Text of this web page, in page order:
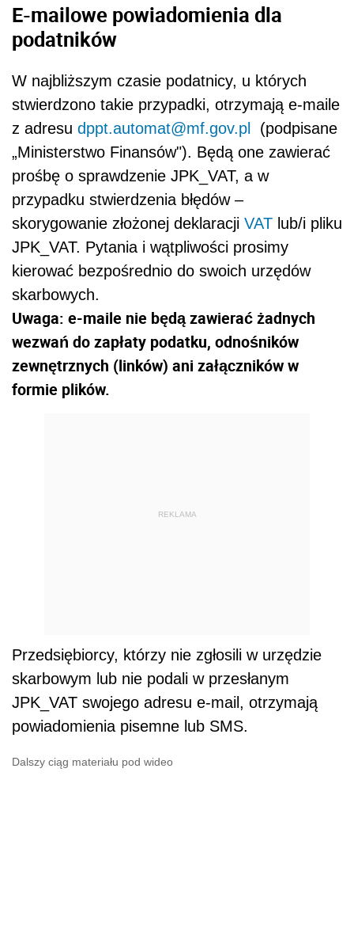
E-mailowe powiadomienia dla
podatników
W najbliższym czasie podatnicy, u których
stwierdzono takie przypadki, otrzymają e-maile
z adresu dppt.automat@mf.gov.pl
(podpisane
„Ministerstwo Finansów"). Będą one zawierać
prośbę o sprawdzenie JPK_VAT, a w
przypadku stwierdzenia błędów –
skorygowanie złożonej deklaracji VAT lub/i pliku
JPK_VAT. Pytania i wątpliwości prosimy
kierować bezpośrednio do swoich urzędów
skarbowych.
Uwaga: e-maile nie będą zawierać żadnych
wezwań do zapłaty podatku, odnośników
zewnętrznych (linków) ani załączników w
formie plików.
REKLAMA
Przedsiębiorcy, którzy nie zgłosili w urzędzie
skarbowym lub nie podali w przesłanym
JPK_VAT swojego adresu e-mail, otrzymają
powiadomienia pisemne lub SMS.
Dalszy ciąg materiału pod wideo